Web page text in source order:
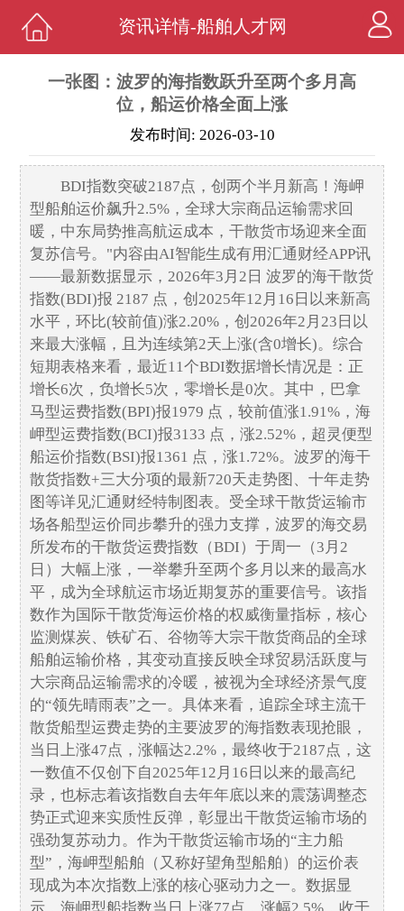
资讯详情-船舶人才网
一张图：波罗的海指数跃升至两个多月高
位，船运价格全面上涨
发布时间: 2026-03-10
BDI指数突破2187点，创两个半月新高！海岬
型船舶运价飙升2.5%，全球大宗商品运输需求回
暖，中东局势推高航运成本，干散货市场迎来全面
复苏信号。"内容由AI智能生成有用汇通财经APP讯
——最新数据显示，2026年3月2日 波罗的海干散货
指数(BDI)报 2187 点，创2025年12月16日以来新高
水平，环比(较前值)涨2.20%，创2026年2月23日以
来最大涨幅，且为连续第2天上涨(含0增长)。综合
短期表格来看，最近11个BDI数据增长情况是：正
增长6次，负增长5次，零增长是0次。其中，巴拿
马型运费指数(BPI)报1979 点，较前值涨1.91%，海
岬型运费指数(BCI)报3133 点，涨2.52%，超灵便型
船运价指数(BSI)报1361 点，涨1.72%。波罗的海干
散货指数+三大分项的最新720天走势图、十年走势
图等详见汇通财经特制图表。受全球干散货运输市
场各船型运价同步攀升的强力支撑，波罗的海交易
所发布的干散货运费指数（BDI）于周一（3月2
日）大幅上涨，一举攀升至两个多月以来的最高水
平，成为全球航运市场近期复苏的重要信号。该指
数作为国际干散货海运价格的权威衡量指标，核心
监测煤炭、铁矿石、谷物等大宗干散货商品的全球
船舶运输价格，其变动直接反映全球贸易活跃度与
大宗商品运输需求的冷暖，被视为全球经济景气度
的“领先晴雨表”之一。具体来看，追踪全球主流干
散货船型运费走势的主要波罗的海指数表现抢眼，
当日上涨47点，涨幅达2.2%，最终收于2187点，这
一数值不仅创下自2025年12月16日以来的最高纪
录，也标志着该指数自去年年底以来的震荡调整态
势正式迎来实质性反弹，彰显出干散货运输市场的
强劲复苏动力。作为干散货运输市场的“主力船
型”，海岬型船舶（又称好望角型船舶）的运价表
现成为本次指数上涨的核心驱动力之一。数据显
示，海岬型船指数当日上涨77点，涨幅2.5%，收于